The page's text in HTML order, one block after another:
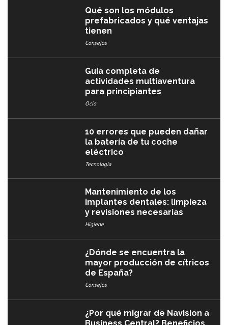
Qué son los módulos
prefabricados y qué ventajas
tienen
Consejos
Guía completa de
actividades multiaventura
para principiantes
Ocio
10 errores que pueden dañar
la batería de tu coche
eléctrico
Tecnología
Mantenimiento de los
implantes dentales: limpieza
y revisiones necesarias
Higiene
¿Dónde se encuentra la
mayor producción de cítricos
de España?
Consejos
¿Por qué migrar de Navision a